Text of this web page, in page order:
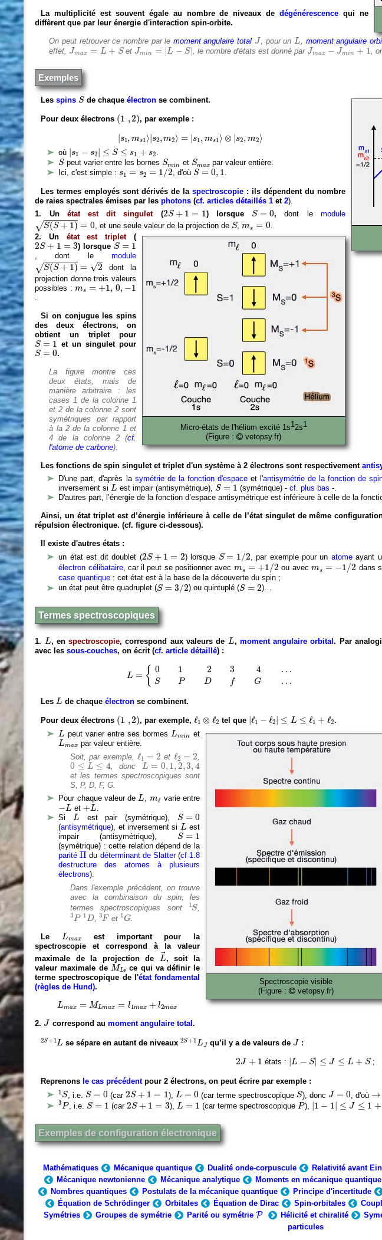
La multiplicité est souvent égale au nombre de niveaux dedégénérescence qui ne
diffèrent que par leur énergie d'interaction spin-orbite.
On peut retrouver ce nombre par le moment angulaire total J
J , pour un L
L moment angulaire
effet, Jmax = L + S
Jmax=L+S et Jmin = |L − S|
Jmi n=| L−S| , le nombre d'états est donné par Jmax − Jmin + 1
Jmax− Jmin+1 ,
Exemples
Lesspins S
Sde chaque électronse combinent.
Pour deux électrons (1 ,2)
(1 2) , par exemple :
|s1, ms1⟩|s2,m2⟩ = |s1, ms1⟩ ⊗ |s2, m2⟩
| 1 ⟩ 2 s ⟩ ⊗ s ⟩
où |s1 − s2| ≤ S ≤ s1 + s2
| ≤ S≤ s + .
S
Speut varier entre les bornes Smin
Sm et Smax
Sm
par valeur entière.
Ici, c'est simple :s1 = s2 = 1/2
s 1= s2=1/2 , d'oùS = 0, 1
S=0,1 .
Les termes employés sont dérivés de laspectroscopie : ils dépendent du nombre
de raies spectrales émises par lesphotons (cf. articles détaillés 1et2).
1. Un état est dit singulet(2S + 1 = 1
2S+1 = ) lorsqueS = 0
S , dont le module
√S(S + 1) = 0
S (S+1)=0
, et une seule valeur de la projection de S
S,ms = 0.
Micro-états de l'hélium excité 1s12s1
(Figure :
vetopsy.fr)
2. Un état est triplet(
2S + 1 = 3
2S +1= ) lorsque S = 1
S=1
, dont le module
√S(S + 1) = √2
S (S+1)=2
dont la
projection donne trois valeurs
possibles : ms = +1, 0, −1
ms= +1,0 −1
.
Si on conjugue les spins
des deux électrons, on
obtient un triplet pour
S = 1
S=1 et un singulet pour
S = 0
S .
La figure montre ces
deux états, mais de
manière arbitraire : les
cases 1 de la colonne 1
et 2 de la colonne 2 sont
symétriques par rapport
à la 2 de la colonne 1 et
4 de la colonne 2 (cf.
l'atome de carbone).
Les fonctions de spin singulet et triplet d'un système à 2 électrons sont respectivement
D'une part, d'après la symétrie de la fonction d'espaceet l'antisymétrie de la fonction de
inversement siL
L est impair (antisymétrique),S = 1
S=1 (symétrique) -cf. plus bas -.
D'autres part, l’énergie de la fonction d’espace antisymétrique est inférieure à celle de la
Ainsi, un état triplet est d’énergie inférieure à celle de l’état singulet de même
répulsion électronique. (cf. figure ci-dessous).
Il existe d'autres états :
un état est dit doublet (2S + 1 = 2
2S+1 = ) lorsque S = 1/2
S= 2 , par exemple pour un atomeayant
électron célibataire, car il peut se positionner avec ms = +1/2
ms=+1/2 ou avec ms = −1/2
m s= −1/2
dans
case quantique : cet état est à la base de la découverte du spin ;
un état peut être quadruplet (S = 3/2
S=3/2 ) ou quintuplé (S = 2
S )…
Termes spectroscopiques
1. L
L , enspectroscopie, correspond aux valeurs de L
L , moment angulaire orbital. Par
avec lessous-couches, on écrit (cf. article détaillé) :
L = { 0 1 2 3 4 …
S P D f G …
12 34 P …
Les L
L de chaqueélectron se combinent.
Pour deux électrons (1 ,2)
(1 2) , par exemple,ℓ1 ⊗ ℓ2
ℓ1 ⊗ 2 tel que |ℓ1 − ℓ2| ≤ L ≤ ℓ1 + ℓ2
|ℓ1 2| ≤ ≤ 1 ℓ2 .
Spectroscopie visible
(Figure :
vetopsy.fr)
L
L peut varier entre ses bormes Lmin
L et
Lmax
Lmaxpar valeur entière.
Soit, par exemple, ℓ1 = 2
ℓ1 et ℓ2 = 2
ℓ2
0 ≤ L ≤ 4
0≤L≤4 , donc L = 0,1,2,3,4
L= 0,1,2,3,4
et les termes spectroscopiques sont
S, P, D, F, G.
Pour chaque valeur deL
L , mℓ
m ℓ varie entre
−L
− L et +L
+L
Si L
L est pair (symétrique), S = 0
S=
(antisymétrique), et inversement si L
L est
impair (antisymétrique), S = 1
S= 1
(symétrique) : cette relation dépend de la
paritéΠ
Π du déterminant de Slatter(cf 1.8
destructure des atomes à plusieurs
électrons).
Dans l'exemple précédent, on trouve
avec la combinaison du spin, les
termes spectroscopiques sont
1S
1S
,
3P
3P 1D
1D
, 3F
3F
et 1G
1G
.
Le Lmax
Lm
est important pour la
spectroscopie et correspond à la valeur
maximale de la projection de
→
L
L→
, soit la
valeur maximale de ML
ML, ce qui va définir le
terme spectroscopique de l'état fondamental
(règles de Hund).
Lmax = MLmax = l1max + l2max
L MLm m 2 m
2. J
J correspond au moment angulaire total .
2S+1L
2S + 1
se sépare en autant de niveaux2S+1LJ
2S + 1L
qu’il y a de valeurs de JJ :
2J + 1
2 J+ 1 états : |L − S| ≤ J ≤ L + S
| L ≤J ≤L +S ;
Reprenonsle cas précédentpour 2 électrons, on peut écrire par exemple :
1S
1 S
, i.e. S = 0
S= (car 2S + 1 = 1
2S+1 = ), L = 0
L= (car terme spectroscopiqueS
S), donc J = 0
J= , d'où →
3P
3P
, i.e. S = 1
S= (car 2S + 1 = 3
2S+1 = ), L = 1
L= (car terme spectroscopique P
P), |1 − 1| ≤ J ≤ 1 +
|1−1 |≤J ≤1 +1
Exemples de configuration électronique
Mathématiques Mécanique quantique Dualité onde-corpuscule Relativité avant
Mécanique newtonienne
Mécanique analytique Moments en mécanique quantique
Nombres quantiques
Postulats de la mécanique quantique Principe d'incertitude
Équation deSchrödinger Orbitales Équation de Dirac Spin-orbitales
Symétries
Groupes de symétrie Parité ou symétrieP
P Hélicité et chiralité
particules